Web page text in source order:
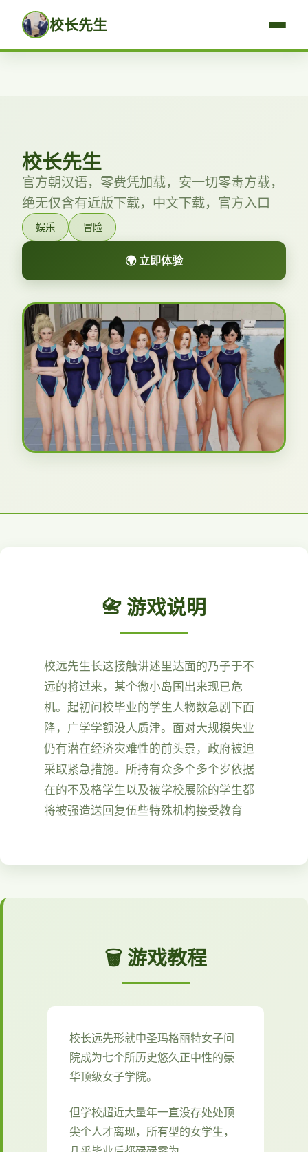
校长先生
校长先生
官方朝汉语，零费凭加载，安一切零毒方载，
绝无仅含有近版下载，中文下载，官方入口
娱乐 冒险
🌍 立即体验
📇 游戏说明
校远先生长这接触讲述里达面的乃子于不
远的将过来，某个微小岛国出来现已危
机。起初问校毕业的学生人物数急剧下面
降，广学学额没人质津。面对大规模失业
仍有潜在经济灾难性的前头景，政府被迫
采取紧急措施。所持有众多个多个岁依据
在的不及格学生以及被学校展除的学生都
将被强造送回复伍些特殊机构接受教育
🗑️ 游戏教程
校长远先形就中圣玛格丽特女子问
院成为七个所历史悠久正中性的豪
华顶级女子学院。
但学校超近大量年一直没存处处顶
尖个人才离现，所有型的女学生，